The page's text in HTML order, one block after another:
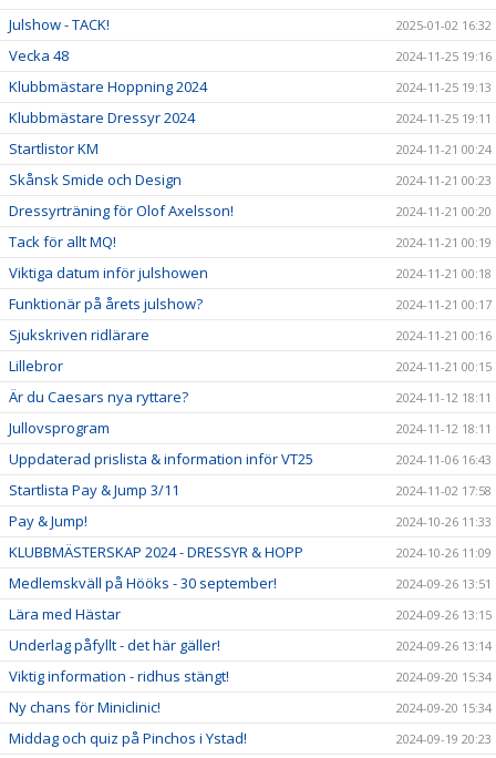
Julshow - TACK! 2025-01-02 16:32
Vecka 48 2024-11-25 19:16
Klubbmästare Hoppning 2024 2024-11-25 19:13
Klubbmästare Dressyr 2024 2024-11-25 19:11
Startlistor KM 2024-11-21 00:24
Skånsk Smide och Design 2024-11-21 00:23
Dressyrträning för Olof Axelsson! 2024-11-21 00:20
Tack för allt MQ! 2024-11-21 00:19
Viktiga datum inför julshowen 2024-11-21 00:18
Funktionär på årets julshow? 2024-11-21 00:17
Sjukskriven ridlärare 2024-11-21 00:16
Lillebror 2024-11-21 00:15
Är du Caesars nya ryttare? 2024-11-12 18:11
Jullovsprogram 2024-11-12 18:11
Uppdaterad prislista & information inför VT25 2024-11-06 16:43
Startlista Pay & Jump 3/11 2024-11-02 17:58
Pay & Jump! 2024-10-26 11:33
KLUBBMÄSTERSKAP 2024 - DRESSYR & HOPP 2024-10-26 11:09
Medlemskväll på Hööks - 30 september! 2024-09-26 13:51
Lära med Hästar 2024-09-26 13:15
Underlag påfyllt - det här gäller! 2024-09-26 13:14
Viktig information - ridhus stängt! 2024-09-20 15:34
Ny chans för Miniclinic! 2024-09-20 15:34
Middag och quiz på Pinchos i Ystad! 2024-09-19 20:23